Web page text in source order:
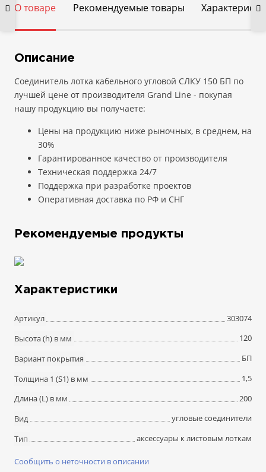
О товаре Рекомендуемые товары
Описание
Соединитель лотка кабельного угловой СЛКУ 150 БП по
лучшей цене от производителя Grand Line - покупая
нашу продукцию вы получаете:
Цены на продукцию ниже рыночных, в среднем, на
30%
Гарантированное качество от производителя
Техническая поддержка 24/7
Поддержка при разработке проектов
Оперативная доставка по РФ и СНГ
Рекомендуемые продукты
Характеристики
Артикул
303074
Высота (h) в мм
120
Вариант покрытия
БП
Толщина 1 (S1) в мм
1,5
Длина (L) в мм
200
Вид
угловые соединители
Тип
аксессуары к листовым лоткам
Сообщить о неточности в описании